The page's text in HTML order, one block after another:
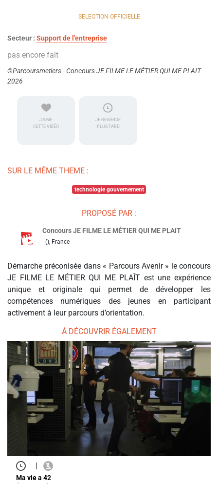
SELECTION OFFICIELLE
Secteur : Support de l'entreprise
pas encore fait
©Parcoursmetiers - Concours JE FILME LE MÉTIER QUI ME PLAIT
2026
J'AIME
CETTE VIDÉO
JE REGARDE
PLUS TARD
SUR LE MÊME THEME :
technologie gouvernement
PROPOSÉ PAR :
Concours JE FILME LE MÉTIER QUI ME PLAIT
- (), France
Démarche préconisée dans « Parcours Avenir » le concours
JE FILME LE MÉTIER QUI ME PLAÎT est une expérience
unique et originale qui permet de développer les
compétences numériques des jeunes en participant
activement à leur parcours d’orientation.
À DÉCOUVRIR ÉGALEMENT
|
Ma vie a 42